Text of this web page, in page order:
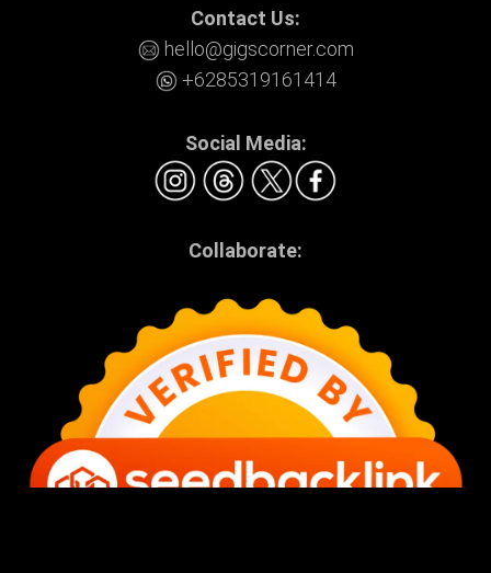
Contact Us:
hello@gigscorner.com
+6285319161414
Social Media:
Collaborate: